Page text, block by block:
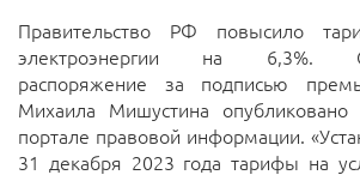
Правительство РФ повысило
электроэнергии на 6,3%.
распоряжение за подписью
Михаила Мишустина
портале правовой информации.
31 декабря 2023 года тарифы на